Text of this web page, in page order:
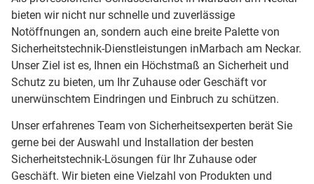
bieten wir nicht nur schnelle und zuverlässige
Notöffnungen an, sondern auch eine breite Palette von
Sicherheitstechnik-Dienstleistungen inMarbach am Neckar.
Unser Ziel ist es, Ihnen ein Höchstmaß an Sicherheit und
Schutz zu bieten, um Ihr Zuhause oder Geschäft vor
unerwünschtem Eindringen und Einbruch zu schützen.
Unser erfahrenes Team von Sicherheitsexperten berät Sie
gerne bei der Auswahl und Installation der besten
Sicherheitstechnik-Lösungen für Ihr Zuhause oder
Geschäft. Wir bieten eine Vielzahl von Produkten und